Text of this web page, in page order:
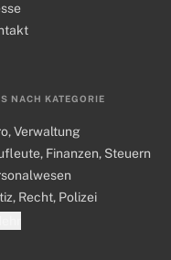
NACH KATEGORIE
Verwaltung
Finanzen, Steuern
Recht, Polizei